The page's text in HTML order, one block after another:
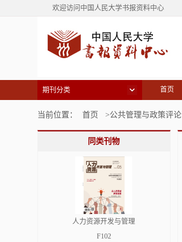
欢迎访问中国人民大学书报资料中心
期刊分类 首页
当前位置： 首页 >公共管理与政策评论
同类刊物
人力资源开发与管理
F102